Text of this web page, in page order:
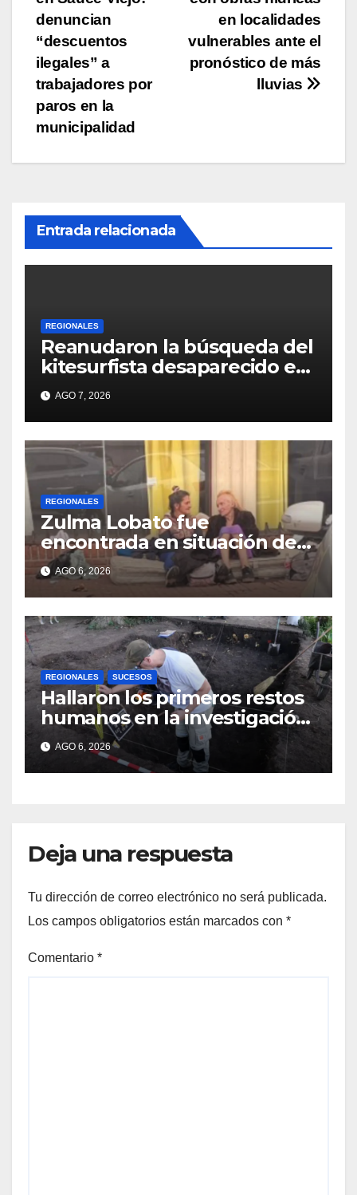
de
entradas
en localidades
vulnerables ante el
pronóstico de más
lluvias
denuncian
“descuentos
ilegales” a
trabajadores por
paros en la
municipalidad
Entrada relacionada
REGIONALES
Reanudaron la búsqueda del
kitesurfista desaparecido en
aguas de la Laguna Setúbal
AGO 7, 2026
REGIONALES
Zulma Lobato fue
encontrada en situación de
calle en Paraná
AGO 6, 2026
REGIONALES SUCESOS
Hallaron los primeros restos
humanos en la investigación
por la Masacre Indígena de
San Antonio de Obligado
AGO 6, 2026
Deja una respuesta
Tu dirección de correo electrónico no será publicada.
Los campos obligatorios están marcados con *
Comentario *